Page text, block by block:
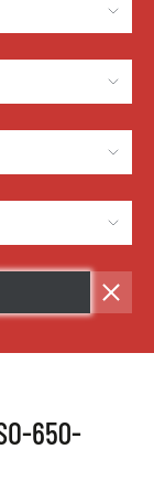
650-